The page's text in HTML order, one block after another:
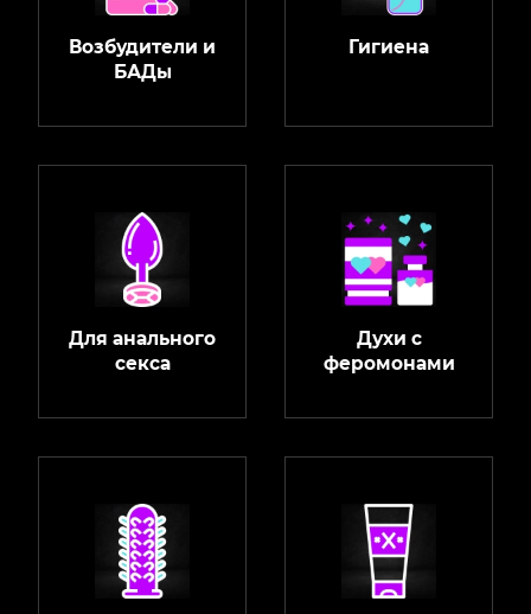
Возбудители и
БАДы
Гигиена
Для анального
секса
Духи с
феромонами